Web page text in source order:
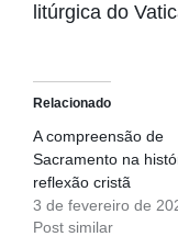
litúrgica do
Relacionado
A compreensão de
Sacramento na
reflexão cristã
3 de fevereiro de
Post similar